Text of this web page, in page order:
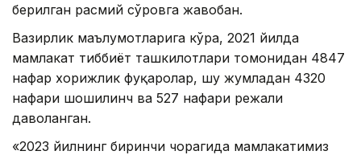
берилган расмий сўровга жавобан.
Вазирлик маълумотларига кўра, 2021 йилда
мамлакат тиббиёт ташкилотлари томонидан 4847
нафар хорижлик фуқаролар, шу жумладан 4320
нафари шошилинч ва 527 нафари режали
даволанган.
«2023 йилнинг биринчи чорагида мамлакатимиз